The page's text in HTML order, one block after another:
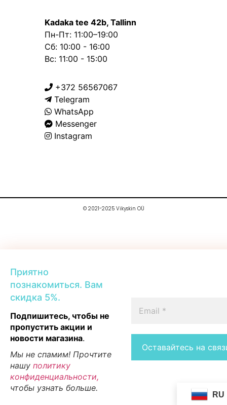
Приятно
познакомиться. Вам
скидка 5%.
Подпишитесь, чтобы не
пропустить акции и
новости магазина.
Мы не спамим! Прочтите
нашу политику
конфиденциальности,
чтобы узнать больше.
Kadaka tee 42b, Tallinn
Пн-Пт: 11:00–19:00
Сб: 10:00 - 16:00
Вс: 11:00 - 15:00
+372 56567067
Telegram
WhatsApp
Messenger
Instagram
© 2021-2025 Vikyskin OÜ
RU